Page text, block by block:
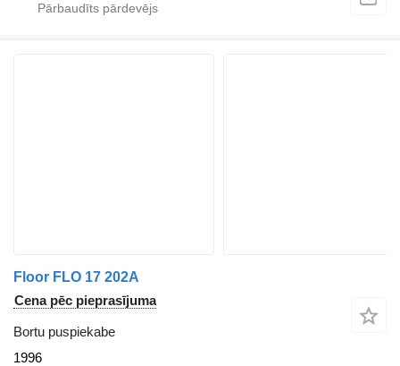
Floor FLO 17 202A
Cena pēc pieprasījuma
Bortu puspiekabe
1996